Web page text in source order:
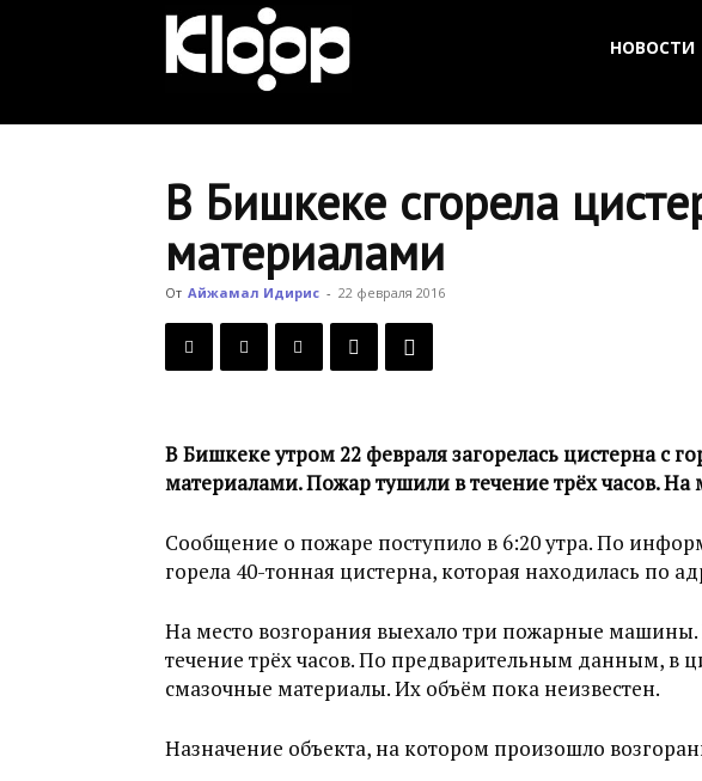
Новости
Кыргызстана
НОВОСТИ
В Бишкеке сгорела
материалами
От Айжамал Идирис - 22 февраля 2016
В Бишкеке утром 22 февраля загорелась цистерна с
материалами. Пожар тушили в течение трёх часов. На
Сообщение о пожаре поступило в 6:20 утра. По
горела 40-тонная цистерна, которая находилась по
На место возгорания выехало три пожарные
течение трёх часов. По предварительным данным, в
смазочные материалы. Их объём пока неизвестен.
Назначение объекта, на котором произошло